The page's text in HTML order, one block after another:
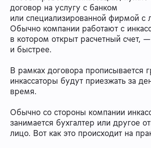
договор на услугу с банком
или специализированной фирмой с
Обычно компании работают с
в котором открыт расчетный счет,
и быстрее.
В рамках договора прописывается
инкассаторы будут приезжать за
время.
Обычно со стороны компании
занимается бухгалтер или другое
лицо. Вот как это происходит на